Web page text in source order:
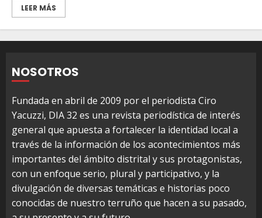
LEER MÁS
NOSOTROS
Fundada en abril de 2009 por el periodista Ciro
Yacuzzi, DIA 32 es una revista periodística de interés
general que apuesta a fortalecer la identidad local a
través de la información de los acontecimientos más
importantes del ámbito distrital y sus protagonistas,
con un enfoque serio, plural y participativo, y la
divulgación de diversas temáticas e historias poco
conocidas de nuestro terruño que hacen a su pasado,